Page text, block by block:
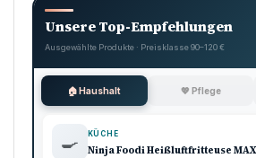
Unsere Top-Empfehlungen
Ausgewählte Produkte · Preisklasse 90–120 €
🏠 Haushalt 💖 Pflege
🍳 KÜCHE
Ninja Foodi Heißluftfritteuse